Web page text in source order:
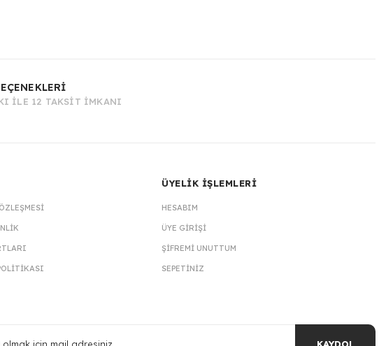
İLE 12 TAKSİT İMKANI
ÜYELİK İŞLEMLERİ
HESABIM
ÜYE GIRIŞI
ŞIFREMI UNUTTUM
SEPETINIZ
KAYDOL